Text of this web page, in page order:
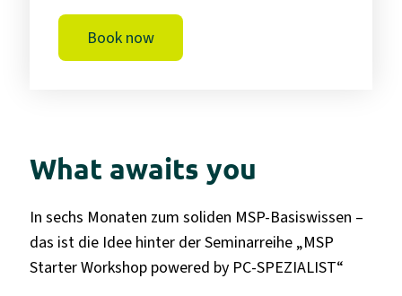
What awaits you
In sechs Monaten zum soliden MSP-Basiswissen –
das ist die Idee hinter der Seminarreihe „MSP
Starter Workshop powered by PC-SPEZIALIST“
Book now